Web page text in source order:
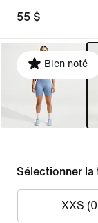
55 $
Bien noté
Sélectionner la
XXS